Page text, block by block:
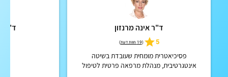
ד"ר אינה מרנזון
5
(19 חוות דעת )
פסיכיאטרית מומחית שעובדת בשיטה
אינטגרטיבית, מנהלת מרפאה פרטית לטיפול
ד"ר